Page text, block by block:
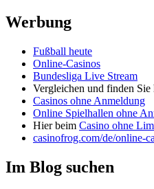
Werbung
Fußball heute
Online-Casinos
Bundesliga Live Stream
Vergleichen und finden
Casinos ohne Anmeldung
Online Spielhallen ohne
Hier beim Casino ohne
casinofrog.com/de/online-
Im Blog suchen